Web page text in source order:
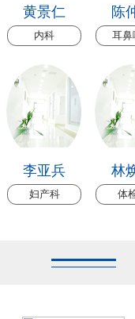
黄景仁
内科
陈
耳鼻
李亚兵
妇产科
林
体